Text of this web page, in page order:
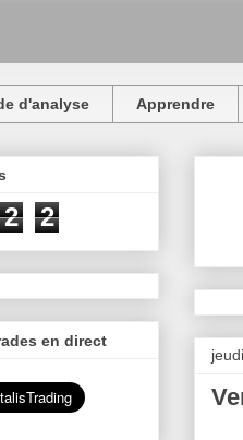
d'analyse Apprendre
2 2
en direct